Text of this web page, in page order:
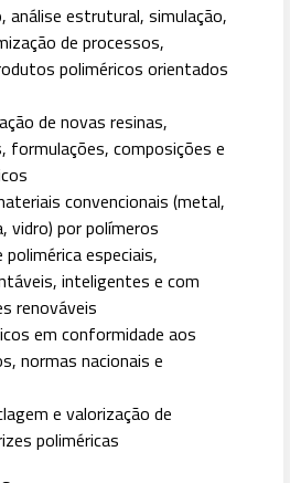
análise estrutural, simulação,
de processos,
poliméricos orientados
de novas resinas,
formulações, composições e
convencionais (metal,
vidro) por polímeros
especiais,
inteligentes e com
renováveis
em conformidade aos
normas nacionais e
e valorização de
poliméricas